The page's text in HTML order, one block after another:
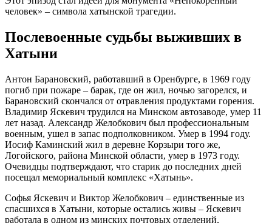
человек» – символа хатынской трагедии.
Послевоенные судьбы выживших в
Хатыни
Антон Барановский, работавший в Оренбурге, в 1969 году
погиб при пожаре – барак, где он жил, ночью загорелся, и
Барановский скончался от отравления продуктами горения.
Владимир Яскевич трудился на Минском автозаводе, умер 11
лет назад. Александр Желобкович был профессиональным
военным, ушел в запас подполковником. Умер в 1994 году.
Иосиф Каминский жил в деревне Корзыри того же,
Логойского, района Минской области, умер в 1973 году.
Очевидцы подтверждают, что старик до последних дней
посещал мемориальный комплекс «Хатынь».
Софья Яскевич и Виктор Желобкович – единственные из
спасшихся в Хатыни, которые остались живы – Яскевич
работала в одном из минских почтовых отделений,